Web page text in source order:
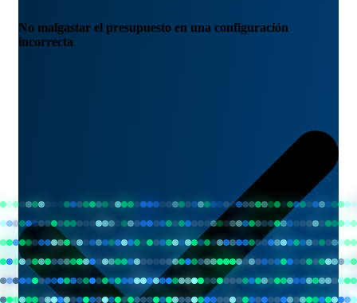
No malgastar el presupuesto en una configuración
incorrecta